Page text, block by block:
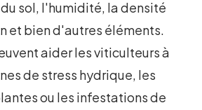
sol, l'humidité, la densité
et bien d'autres éléments.
aider les viticulteurs à
de stress hydrique, les
ou les infestations de